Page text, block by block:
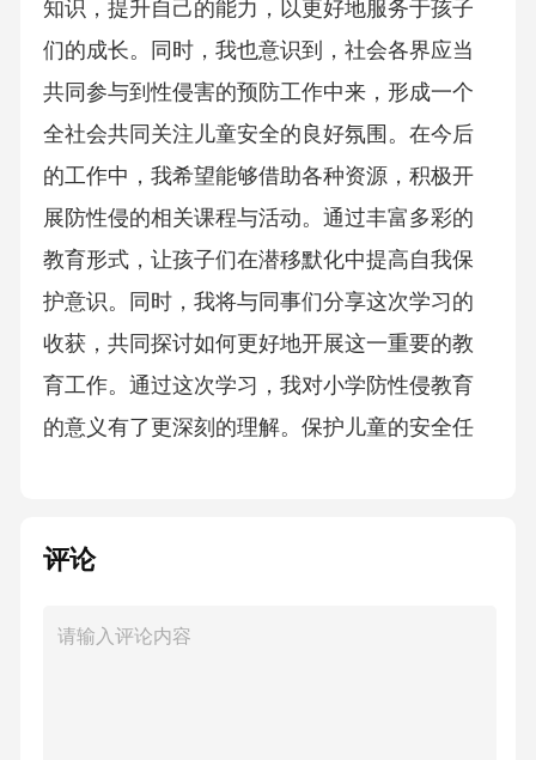
知识，提升自己的能力，以更好地服务于孩子
们的成长。同时，我也意识到，社会各界应当
共同参与到性侵害的预防工作中来，形成一个
全社会共同关注儿童安全的良好氛围。在今后
的工作中，我希望能够借助各种资源，积极开
展防性侵的相关课程与活动。通过丰富多彩的
教育形式，让孩子们在潜移默化中提高自我保
护意识。同时，我将与同事们分享这次学习的
收获，共同探讨如何更好地开展这一重要的教
育工作。通过这次学习，我对小学防性侵教育
的意义有了更深刻的理解。保护儿童的安全任
评论